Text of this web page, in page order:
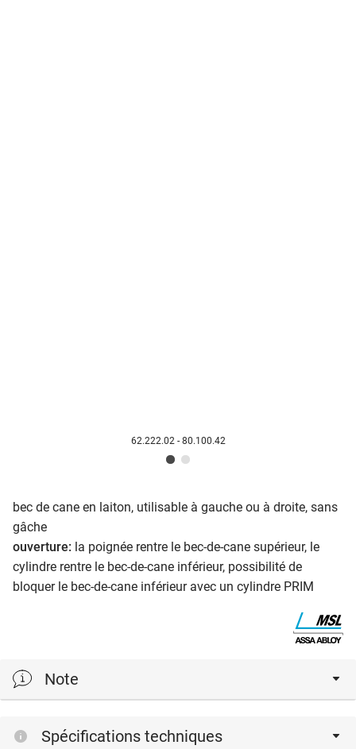
62.222.02 - 80.100.42
bec de cane en laiton, utilisable à gauche ou à droite, sans
gâche
ouverture: la poignée rentre le bec-de-cane supérieur, le
cylindre rentre le bec-de-cane inférieur, possibilité de
bloquer le bec-de-cane inférieur avec un cylindre PRIM
Note
Cylindre asymétrique uniquement utilisable sur demande.
Spécifications techniques